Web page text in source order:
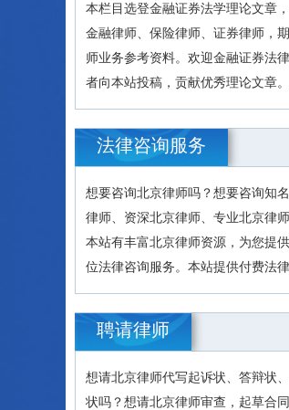
本栏目选登金融证券法学理论文章
金融律师、保险律师、证券律师，
师业务参考资料。欢迎金融证券法
者向本站投稿，贡献优秀理论文章。
法律咨询服务
想要咨询北京律师吗？想要咨询知
律师、资深北京律师、专业北京律
本站有丰富北京律师资源，为您提
位法律咨询服务。本站提供付费法律
聘请律师
想请北京律师代写起诉状、答辩状
状吗？想请北京律师审查，起草合